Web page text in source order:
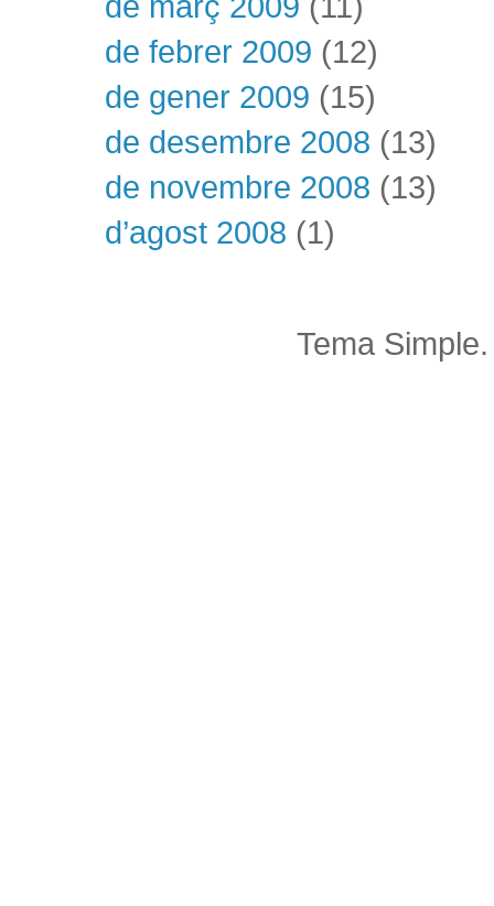
de febrer 2009 (12)
de gener 2009 (15)
de desembre 2008 (13)
de novembre 2008 (13)
d’agost 2008 (1)
Tema